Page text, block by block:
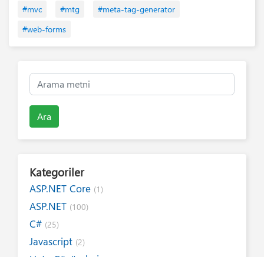
#mvc #mtg
#meta-tag-generator
#web-forms
Ara
Kategoriler
ASP.NET Core (1)
ASP.NET (100)
C# (25)
Javascript (2)